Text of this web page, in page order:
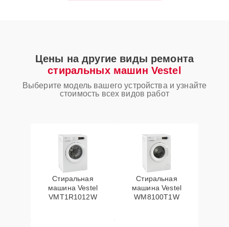
Цены на другие виды ремонта
стиральных машин Vestel
Выберите модель вашего устройства и узнайте
стоимость всех видов работ
Стиральная
машина Vestel
VMT1R1012W
Стиральная
машина Vestel
WM8100T1W